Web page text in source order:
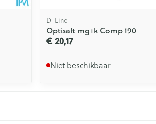
D-Line
Optisalt mg+k Comp 190
€ 20,17
Niet beschikbaar